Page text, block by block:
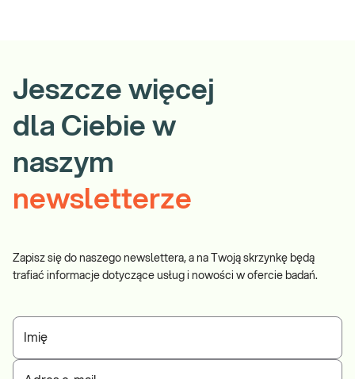
Jeszcze więcej
dla Ciebie w
naszym
newsletterze
Zapisz się do naszego newslettera, a na Twoją skrzynkę będą
trafiać informacje dotyczące usług i nowości w ofercie badań.
Imię